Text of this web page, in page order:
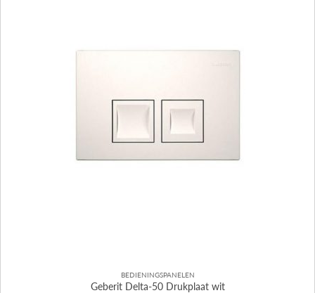
BEDIENINGSPANELEN
Geberit Delta-50 Drukplaat wit